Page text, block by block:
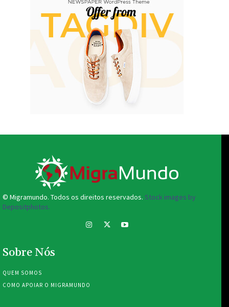
© Migramundo. Todos os direitos reservados. Stock images by
Depositphotos.
Sobre Nós
QUEM SOMOS
COMO APOIAR O MIGRAMUNDO